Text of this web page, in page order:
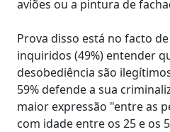
aviões ou a pintura de
Prova disso está no facto
inquiridos (49%) entender
desobediência são
59% defende a sua
maior expressão "entre as
com idade entre os 25 e os